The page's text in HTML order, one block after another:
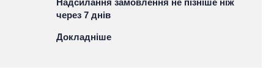
Надсилання замовлення не пізніше ніж
через 7 днів
Докладніше